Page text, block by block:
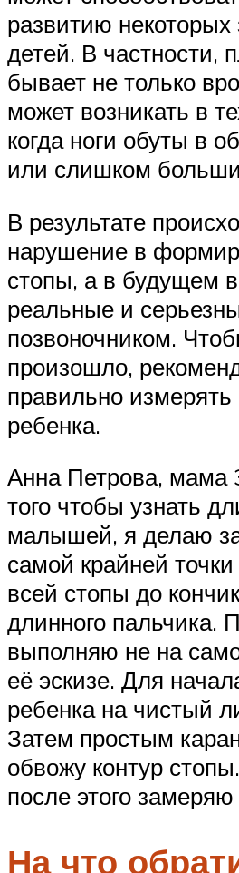
развитию
детей. В частности,
бывает не только
может возникать в
когда ноги обуты в
или слишком
В результате
нарушение в
стопы, а в будущем
реальные и
позвоночником.
произошло,
правильно
ребенка.
Анна Петрова, мама
того чтобы узнать
малышей, я делаю
самой крайней
всей стопы до
длинного пальчика.
выполняю не на
её эскизе. Для
ребенка на чистый
Затем простым
обвожу контур
после этого
На что